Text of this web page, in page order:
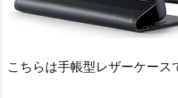
こちらは手帳型レザーケース